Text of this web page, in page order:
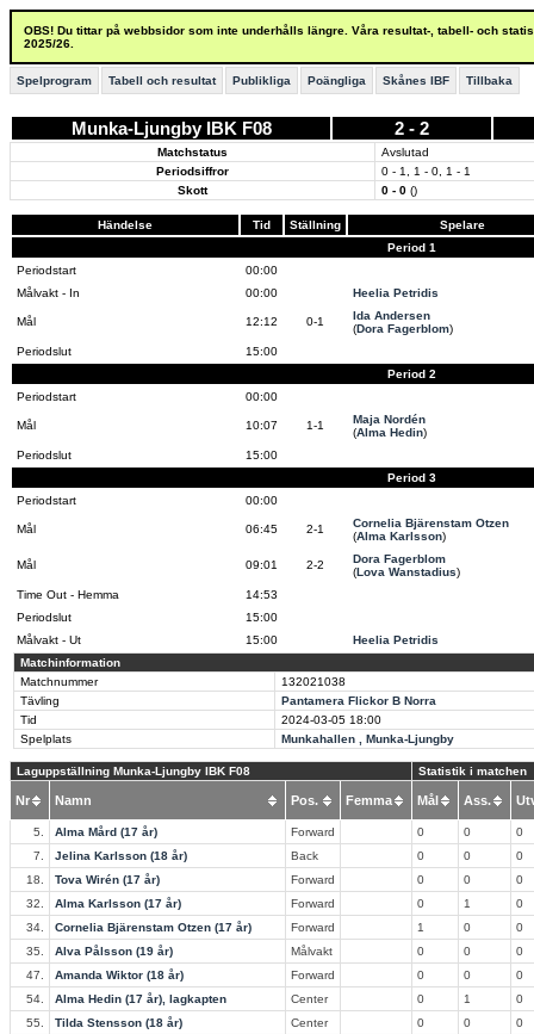
OBS! Du tittar på webbsidor som inte underhålls längre. Våra resultat-, tabell- och
2025/26.
Spelprogram Tabell och resultat Publikliga Poängliga Skånes IBF Tillbaka
Munka-Ljungby IBK F08 2 - 2
Matchstatus
Avslutad
Periodsiffror
0 - 1, 1 - 0, 1 - 1
Skott
0 - 0 ()
Händelse Tid Ställning
Spelare
Period 1
Periodstart
00:00
Målvakt - In
00:00 Heelia Petridis
Mål 12:12 0-1
Ida Andersen
(Dora Fagerblom)
Periodslut
15:00
Period 2
Periodstart
00:00
Mål 10:07 1-1
Maja Nordén
(Alma Hedin)
Periodslut
15:00
Period 3
Periodstart
00:00
Mål 06:45 2-1
Cornelia Bjärenstam Otzen
(Alma Karlsson)
Mål 09:01 2-2
Dora Fagerblom
(Lova Wanstadius)
Time Out - Hemma
14:53
Periodslut
15:00
Målvakt - Ut
15:00
Heelia Petridis
Matchinformation
Matchnummer
132021038
Tävling
Pantamera Flickor B Norra
Tid
2024-03-05 18:00
Spelplats
Munkahallen , Munka-Ljungby
Laguppställning Munka-Ljungby IBK F08 Statistik i matchen
Nr Namn Pos. Femma Mål Ass.
5. Alma Mård (17 år) Forward 0 0
0
7.
Jelina Karlsson (18 år) Back 0 0
0
18.
Tova Wirén (17 år) Forward 0 0
0
32.
Alma Karlsson (17 år) Forward 0 1
0
34.
Cornelia Bjärenstam Otzen (17 år) Forward 1 0
0
35.
Alva Pålsson (19 år) Målvakt 0 0
0
47.
Amanda Wiktor (18 år) Forward 0 0
0
54.
Alma Hedin (17 år), lagkapten Center 0 1
0
55.
Tilda Stensson (18 år) Center 0 0
0